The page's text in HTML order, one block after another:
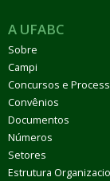
A UFABC
Sobre
Campi
Concursos e
Convênios
Documentos
Números
Setores
Estrutura